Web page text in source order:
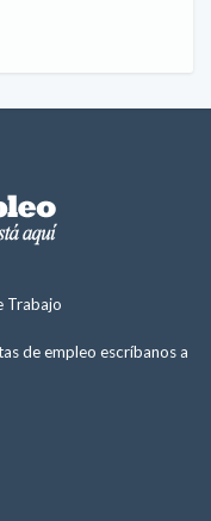
Trabajo
de empleo escríbanos a